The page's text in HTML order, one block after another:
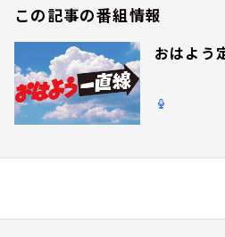
この記事の番組情報
おはよう